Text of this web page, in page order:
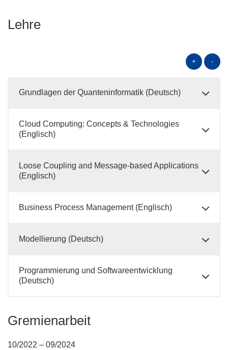
Lehre
+ -
Grundlagen der Quanteninformatik (Deutsch)
Cloud Computing: Concepts & Technologies
(Englisch)
Loose Coupling and Message-based Applications
(Englisch)
Business Process Management (Englisch)
Modellierung (Deutsch)
Programmierung und Softwareentwicklung
(Deutsch)
Gremienarbeit
10/2022 – 09/2024